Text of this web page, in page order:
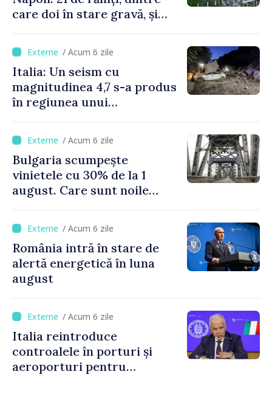
care doi în stare gravă, și
/ Acum 6 zile
Italia: Un seism cu
magnitudinea 4,7 s-a produs
în regiunea unui
de Napoli
/ Acum 6 zile
Bulgaria scumpește
vinietele cu 30% de la 1
august. Care sunt noile
/ Acum 6 zile
România intră în stare de
alertă energetică în luna
august
/ Acum 6 zile
Italia reintroduce
controalele în porturi și
aeroporturi pentru